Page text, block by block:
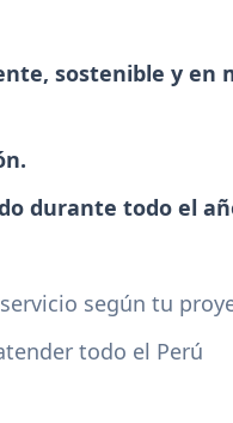
sostenible y en
durante todo el
según tu
todo el Perú